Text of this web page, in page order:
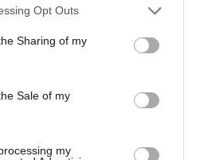
Opt Outs
Sharing of my
Sale of my
my
Σταύρος Νιάρχος (ΚΠΙΣΝ),